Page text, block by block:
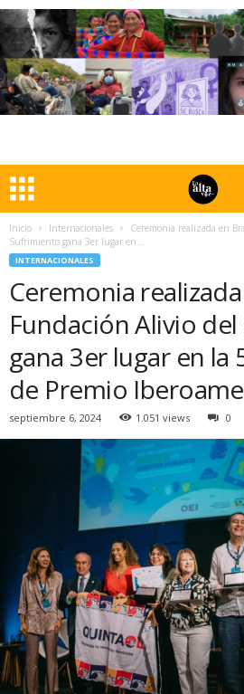
Inicio Internacionales
Ceremonia realizada en
Sufrimiento gana 3er lugar en...
INTERNACIONALES
Ceremonia
Fundación Alivio
gana 3er lugar en la
de Premio
septiembre 6, 2024 1.051 views 0